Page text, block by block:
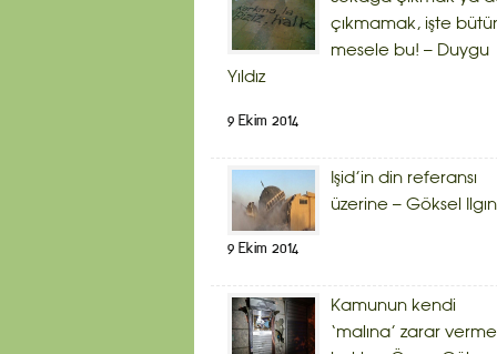
çıkmamak, işte
mesele bu! – Duygu
Yıldız
9 Ekim 2014
Işid’in din referansı
üzerine – Göksel Ilgın
9 Ekim 2014
Kamunun kendi
‘malına’ zarar verme